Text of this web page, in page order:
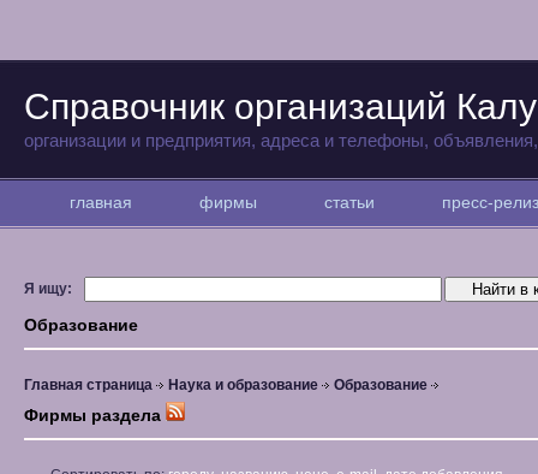
Справочник организаций
организации и предприятия, адреса и телефоны,
главная фирмы статьи пресс-
Я ищу:
Образование
Главная страница Наука и образование Образование
Фирмы раздела